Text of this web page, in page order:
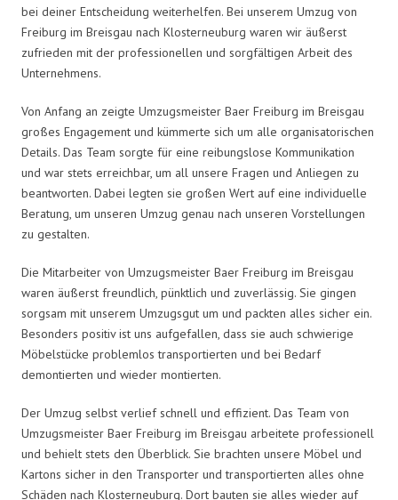
bei deiner Entscheidung weiterhelfen. Bei unserem Umzug von
Freiburg im Breisgau nach Klosterneuburg waren wir äußerst
zufrieden mit der professionellen und sorgfältigen Arbeit des
Unternehmens.
Von Anfang an zeigte Umzugsmeister Baer Freiburg im Breisgau
großes Engagement und kümmerte sich um alle organisatorischen
Details. Das Team sorgte für eine reibungslose Kommunikation
und war stets erreichbar, um all unsere Fragen und Anliegen zu
beantworten. Dabei legten sie großen Wert auf eine individuelle
Beratung, um unseren Umzug genau nach unseren Vorstellungen
zu gestalten.
Die Mitarbeiter von Umzugsmeister Baer Freiburg im Breisgau
waren äußerst freundlich, pünktlich und zuverlässig. Sie gingen
sorgsam mit unserem Umzugsgut um und packten alles sicher ein.
Besonders positiv ist uns aufgefallen, dass sie auch schwierige
Möbelstücke problemlos transportierten und bei Bedarf
demontierten und wieder montierten.
Der Umzug selbst verlief schnell und effizient. Das Team von
Umzugsmeister Baer Freiburg im Breisgau arbeitete professionell
und behielt stets den Überblick. Sie brachten unsere Möbel und
Kartons sicher in den Transporter und transportierten alles ohne
Schäden nach Klosterneuburg. Dort bauten sie alles wieder auf